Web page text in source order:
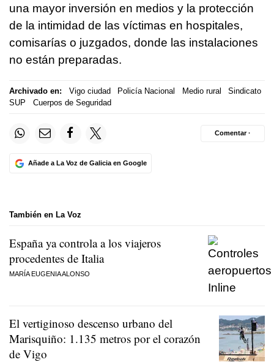
una mayor inversión en medios y la protección
de la intimidad de las víctimas en hospitales,
comisarías o juzgados, donde las instalaciones
no están preparadas.
Archivado en: Vigo ciudad Policía Nacional Medio rural
Sindicato
SUP
Cuerpos de Seguridad
Añade a La Voz de Galicia en Google
Comentar ·
También en La Voz
España ya controla a los viajeros
procedentes de Italia
MARÍA EUGENIA ALONSO
El vertiginoso descenso urbano del
Marisquiño: 1.135 metros por el corazón
de Vigo